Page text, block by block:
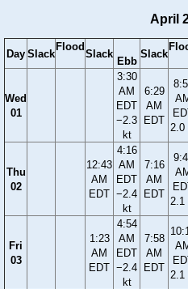
April
Day Slack
Flood
Slack
Ebb
Slack
Wed
01
3:30
AM
EDT
−2.3
kt
6:29
AM
EDT
2.0
Thu
02
12:43
AM
EDT
4:16
AM
EDT
−2.4
kt
7:16
AM
EDT
2.1
Fri
03
1:23
AM
EDT
4:54
AM
EDT
−2.4
kt
7:58
AM
EDT
2.1